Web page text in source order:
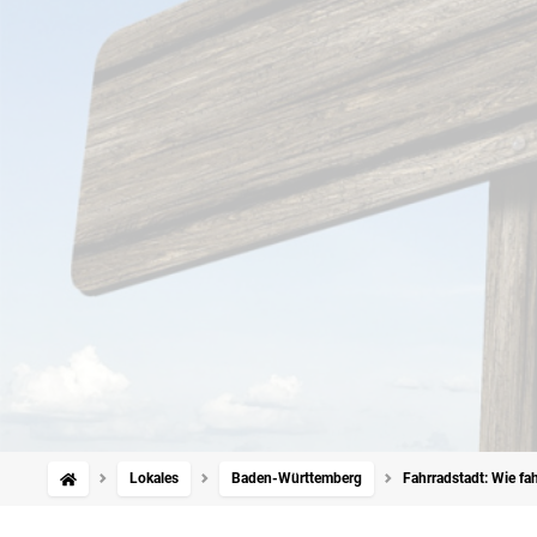
Lokales Baden-Württemberg Fahrradstadt: Wie